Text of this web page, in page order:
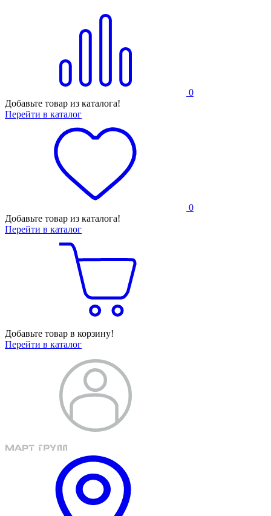
0
Добавьте товар из каталога!
Перейти в каталог
0
Добавьте товар из каталога!
Перейти в каталог
Добавьте товар в корзину!
Перейти в каталог